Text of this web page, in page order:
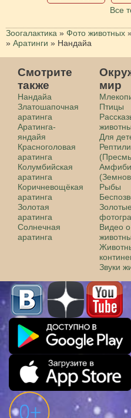
Все
Зоогалактика » Фото животных
» Аратинги » Нандайа
Смотрите
также
Нандайа
Златошапочная
аратинга
Аратинга-
яндайя
Красноголовая
аратинга
Колумбийская
аратинга
Коричневощёкая
аратинга
Золотая
аратинга
Солнечная
аратинга
мир
Птицы
Для
Рыбы
Золотые
Видео о
Звуки